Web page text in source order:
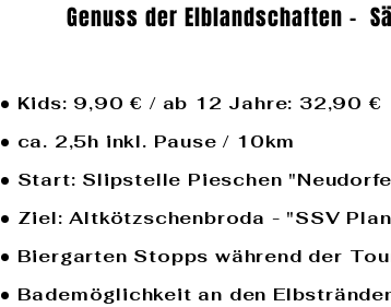
Genuss der Elblandschaften -
• Kids: 9,90 € / ab 12 Jahre: 32,90 €
• ca. 2,5h inkl. Pause / 10km
• Start: Slipstelle Pieschen
• Ziel: Altkötzschenbroda - "SSV
• Biergarten Stopps während der
• Bademöglichkeit an den